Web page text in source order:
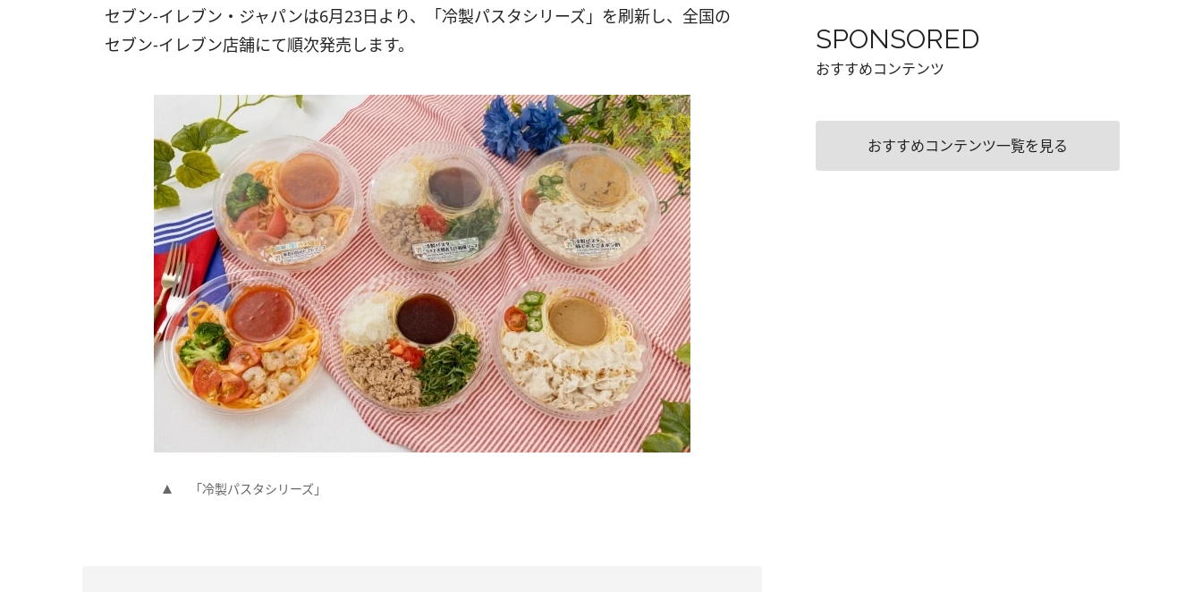
セブン‐イレブン・ジャパンは6月23日より、「冷製パスタシリーズ」を刷新し、全国の
セブン‐イレブン店舗にて順次発売します。
「冷製パスタシリーズ」
SPONSORED
おすすめコンテンツ
おすすめコンテンツ一覧を見る